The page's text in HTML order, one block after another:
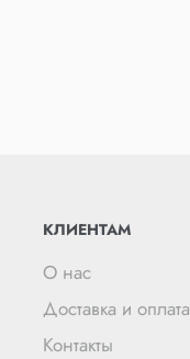
КЛИЕНТАМ
О нас
Доставка и оплата
Контакты